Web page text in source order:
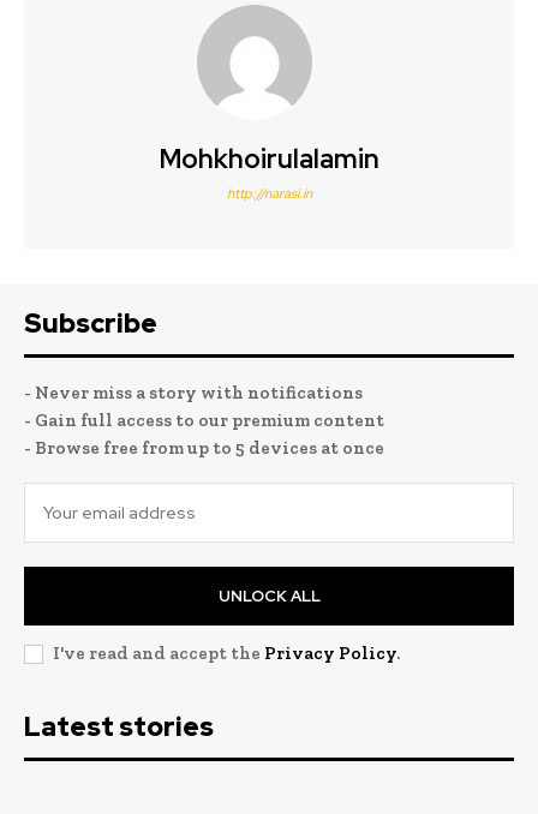
Mohkhoirulalamin
http://narasi.in
Subscribe
- Never miss a story with notifications
- Gain full access to our premium content
- Browse free from up to 5 devices at once
UNLOCK ALL
I've read and accept the Privacy Policy.
Latest stories